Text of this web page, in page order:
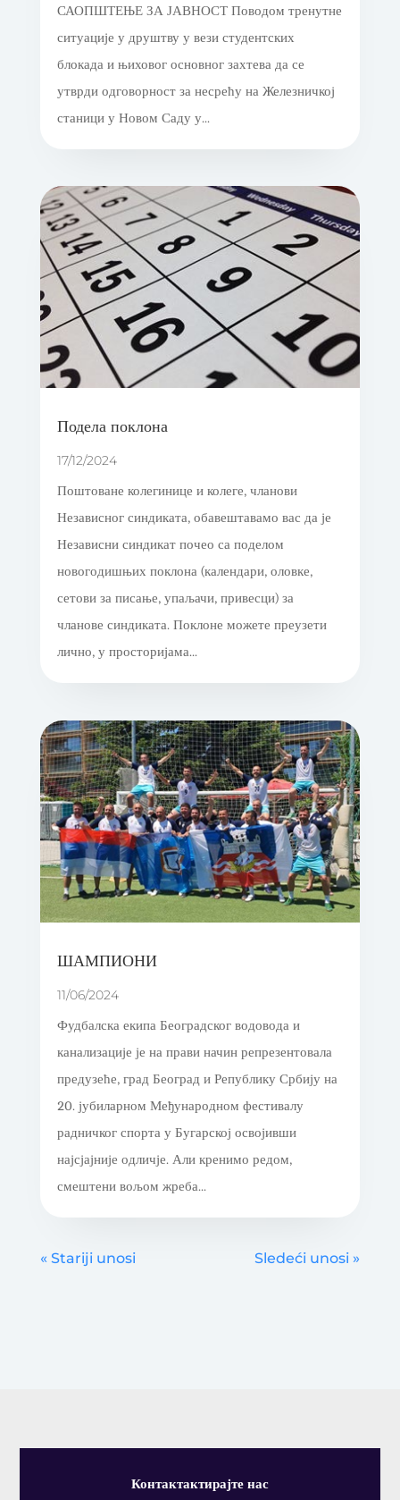
САОПШТЕЊЕ ЗА ЈАВНОСТ Поводом тренутне
ситуације у друштву у вези студентских
блокада и њиховог основног захтева да се
утврди одговорност за несрећу на Железничкој
станици у Новом Саду у...
Подела поклона
17/12/2024
Поштоване колегинице и колеге, чланови
Независног синдиката, обавештавамо вас да је
Независни синдикат почео са поделом
новогодишњих поклона (календари, оловке,
сетови за писање, упаљачи, привесци) за
чланове синдиката. Поклоне можете преузети
лично, у просторијама...
ШАМПИОНИ
11/06/2024
Фудбалска екипа Београдског водовода и
канализације је на прави начин репрезентовала
предузеће, град Београд и Републику Србију на
20. јубиларном Међународном фестивалу
радничког спорта у Бугарској освојивши
најсјајније одличје. Али кренимо редом,
смештени вољом жреба...
« Stariji unosi Sledeći unosi »
Контактактирајте нас